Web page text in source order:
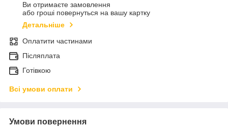
Ви отримаєте замовлення
або гроші повернуться на вашу картку
Детальніше
Оплатити частинами
Післяплата
Готівкою
Всі умови оплати
Умови повернення